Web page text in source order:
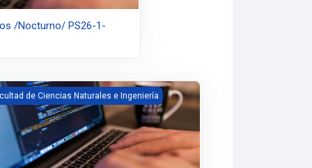
/Nocturno/ PS26-1-
de Grado 2 PC26-1-TG201
de Ciencias Naturales e Ingeniería